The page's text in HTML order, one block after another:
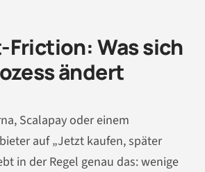
Was sich
ändert
Scalapay oder einem
auf „Jetzt kaufen, später
in der Regel genau das: wenige